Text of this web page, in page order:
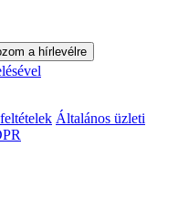
Általános üzleti